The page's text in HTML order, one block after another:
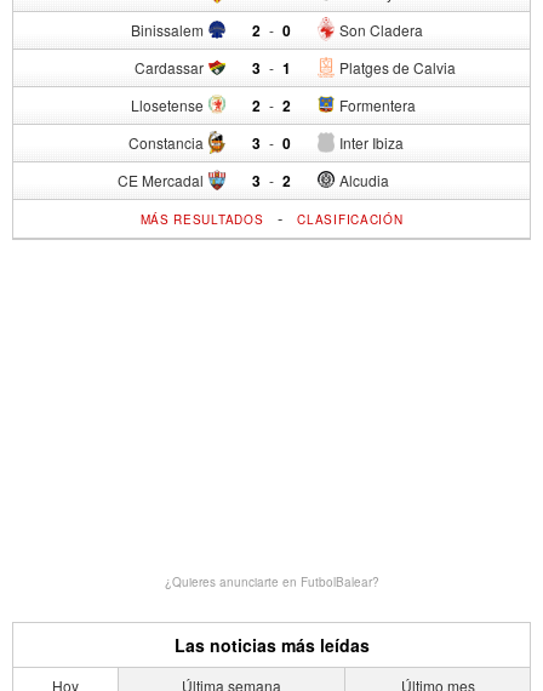
Binissalem 2 - Son Cladera
0
Cardassar 3 - Platges de Calvia
1
Llosetense 2 - Formentera
2
Constancia 3 - Inter Ibiza
0
CE Mercadal 3 - Alcudia
2
MÁS RESULTADOS -CLASIFICACIÓN
¿Quieres anunciarte en FutbolBalear?
Las noticias más leídas
Hoy Última semana Último mes